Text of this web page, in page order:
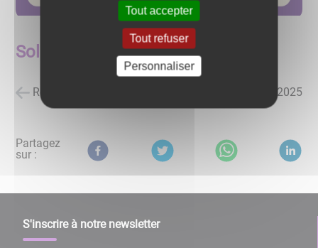
Solidarités MAYOTTE
Retour à la liste des actualités 21/01/2025
Partagez
sur :
S'inscrire à notre newsletter
Tout accepter
Tout refuser
Personnaliser